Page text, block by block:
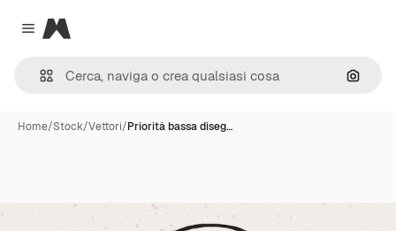
Close menu
Magnific
Cerca
Home/Stock/Vettori/Priorità bassa diseg…